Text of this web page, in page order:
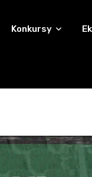
Konkursy